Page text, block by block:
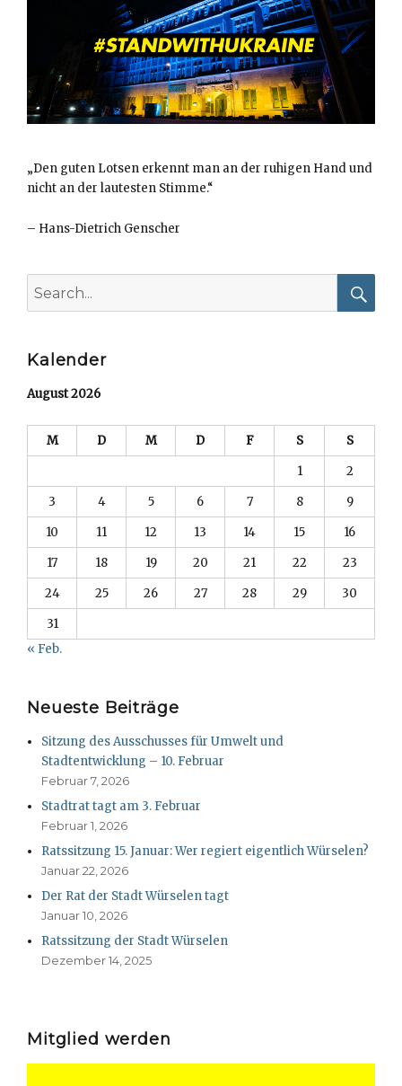
„Den guten Lotsen erkennt man an der ruhigen Hand und
nicht an der lautesten Stimme.“
– Hans-Dietrich Genscher
for:
Kalender
August 2026
M D M D F S
S
1
2
3
4 5 6 7 8
9
10
11 12 13 14 15
16
17
18 19 20 21 22
23
24
25 26 27 28 29
30
31
« Feb.
Neueste Beiträge
Sitzung des Ausschusses für Umwelt und
Stadtentwicklung – 10. Februar
Februar 7, 2026
Stadtrat tagt am 3. Februar
Februar 1, 2026
Ratssitzung 15. Januar: Wer regiert eigentlich Würselen?
Januar 22, 2026
Der Rat der Stadt Würselen tagt
Januar 10, 2026
Ratssitzung der Stadt Würselen
Dezember 14, 2025
Mitglied werden